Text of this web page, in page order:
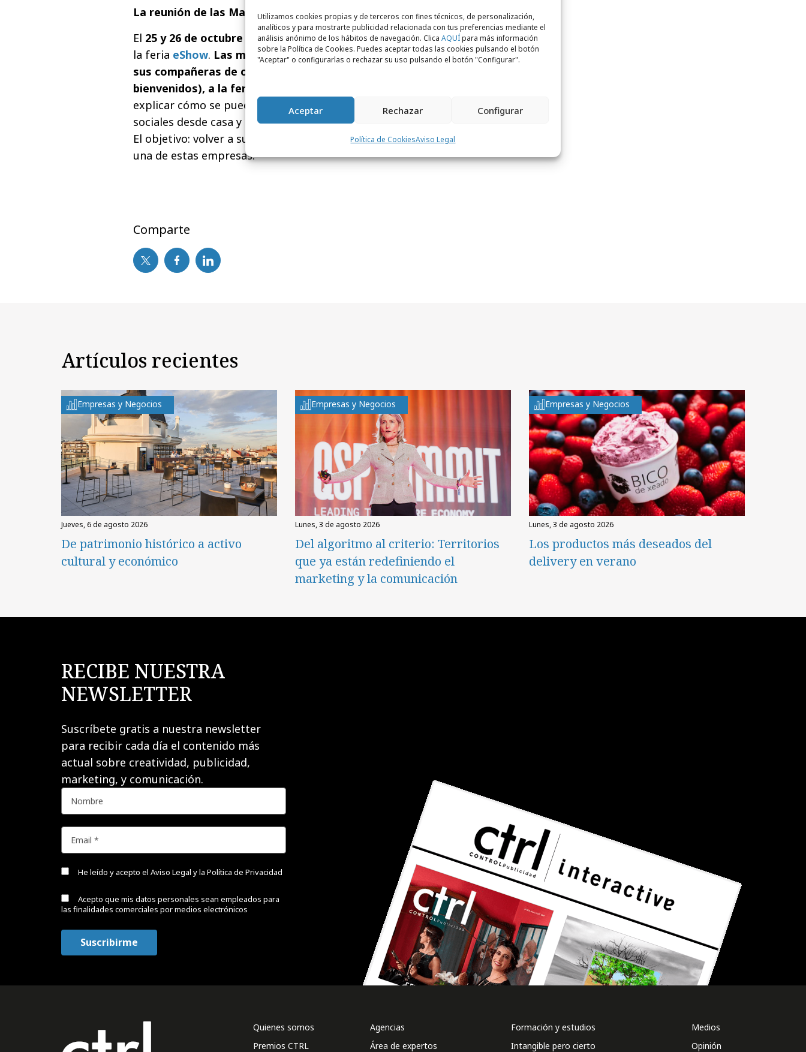
Utilizamos cookies propias y de terceros con fines técnicos, de personalización,
analíticos y para mostrarte publicidad relacionada con tus preferencias mediante el
análisis anónimo de los hábitos de navegación. Clica AQUÍpara más información
sobre la Política de Cookies. Puedes aceptar todas las cookies pulsando el botón
"Aceptar" o configurarlas o rechazar su uso pulsando el botón "Configurar".
Aceptar Rechazar Configurar
Política de CookiesAviso Legal
La reunión de las Mamis Digitales en eShow en octubre
El 25 y 26 de octubre tendrá el encuentro de las Mamis Digitales en
la feria eShow. Las madres como María Encina acudirán, junto con
sus compañeras de otras comunidades (y los bebés, que son
bienvenidos), a la feria para conocer directamente a las marcas
explicar cómo se puede gestionar de manera profesional las redes
sociales desde casa y compatibilizándolo con el cuidado de los niños.
El objetivo: volver a sus casas como encargadas de redes sociales de
una de estas empresas.
Comparte
Artículos recientes
Empresas y Negocios
jueves, 6 de agosto 2026
De patrimonio histórico a activo
cultural y económico
Empresas y Negocios
lunes, 3 de agosto 2026
Del algoritmo al criterio: Territorios
que ya están redefiniendo el
marketing y la comunicación
Empresas y Negocios
lunes, 3 de agosto 2026
Los productos más deseados del
delivery en verano
RECIBE NUESTRA
NEWSLETTER
Suscríbete gratis a nuestra newsletter
para recibir cada día el contenido más
actual sobre creatividad, publicidad,
marketing, y comunicación.
He leído y acepto el Aviso Legal y la Política de Privacidad
Acepto que mis datos personales sean empleados para
las finalidades comerciales por medios electrónicos
Quienes somos
Premios CTRL
Agencias
Área de expertos
Formación y estudios
Intangible pero cierto
Medios
Opinión